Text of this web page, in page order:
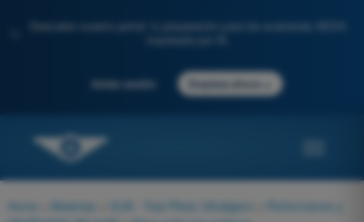
Descubre nuestro portal: tu preparación para los exámenes AESA
Iniciar sesión Empieza ahora
Home Materias ULM - Test Piloto Ultraligero
Performance y